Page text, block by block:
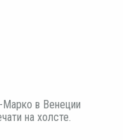
в Венеции
на холсте.